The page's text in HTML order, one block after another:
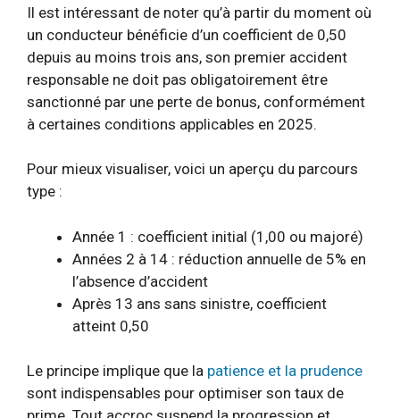
Il est intéressant de noter qu’à partir du moment où
un conducteur bénéficie d’un coefficient de 0,50
depuis au moins trois ans, son premier accident
responsable ne doit pas obligatoirement être
sanctionné par une perte de bonus, conformément
à certaines conditions applicables en 2025.
Pour mieux visualiser, voici un aperçu du parcours
type :
Année 1 : coefficient initial (1,00 ou majoré)
Années 2 à 14 : réduction annuelle de 5% en
l’absence d’accident
Après 13 ans sans sinistre, coefficient
atteint 0,50
Le principe implique que la patience et la prudence
sont indispensables pour optimiser son taux de